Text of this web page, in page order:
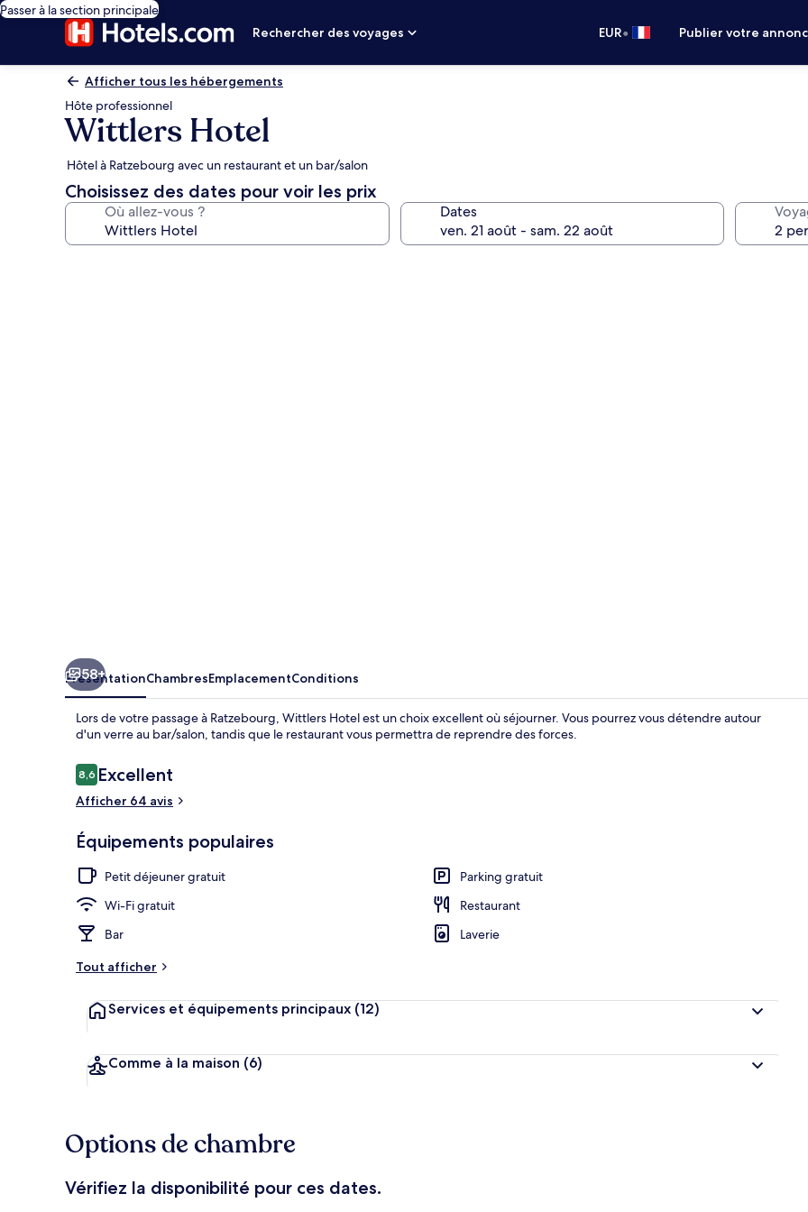
Passer à la section principale
Rechercher des voyages
EUR• Publier votre
Afficher tous les hébergements
Hôte professionnel
Wittlers Hotel
Hôtel à Ratzebourg avec un restaurant et un bar/salon
Choisissez des dates pour voir les prix
Où allez-vous ? Dates
Enceinte de l’hébergement
58+
PrésentationChambresEmplacementConditions
Lors de votre passage à Ratzebourg, Wittlers Hotel est un choix excellent où séjourner. Vous pourrez vous détendre autour
d'un verre au bar/salon, tandis que le restaurant vous permettra de reprendre des forces.
Avis
voyageurs
8,68,6 sur 10
Excellent
Afficher 64 avis
Équipements populaires
Petit déjeuner gratuit
Parking gratuit
Wi-Fi gratuit
Restaurant
Bar
Laverie
Tout afficher
Services et équipements principaux (12)
Comme à la maison (6)
Options de chambre
Vérifiez la disponibilité pour ces dates.